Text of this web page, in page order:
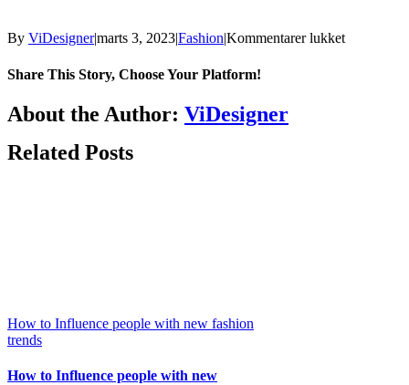
By ViDesigner|marts 3, 2023|Fashion|Kommentarer lukkettil
Share This Story, Choose Your Platform!
Facebook
X
Reddit
LinkedIn
WhatsApp
Telegram
Tumblr
Pinterest
Vk
Xing
Email
About the Author: ViDesigner
Related Posts
How to Influence people with new fashion
trends
How to Influence people with new